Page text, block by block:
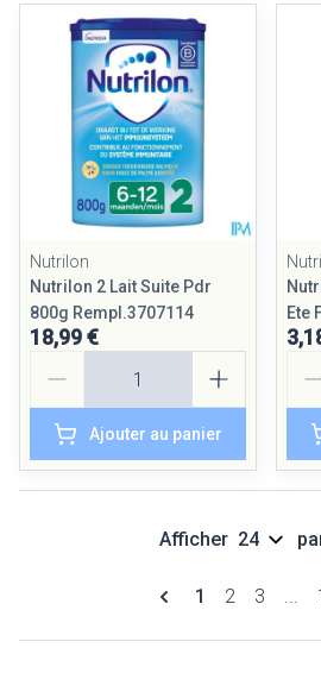
Nutrilon
Nutrilon 2 Lait Suite Pdr
800g Rempl.3707114
18,99 €
Ajouter au panier
Ete
Pages
Vous lisez
1 Page
2 Page
3 ...
Afficher